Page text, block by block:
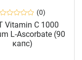
(0)
Vitamin C 1000
L-Ascorbate (90
капс)